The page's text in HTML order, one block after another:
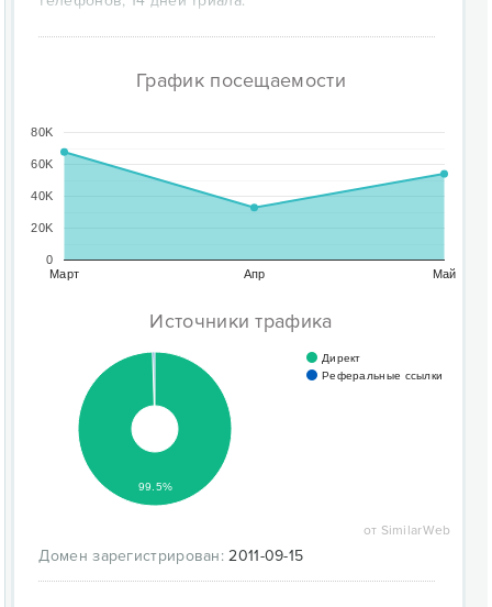
График посещаемости
Март Апр Май
0
20K
40K
60K
80K
Источники трафика
Директ
Реферальные ссылки
99.5%
от SimilarWeb
Домен зарегистрирован: 2011-09-15